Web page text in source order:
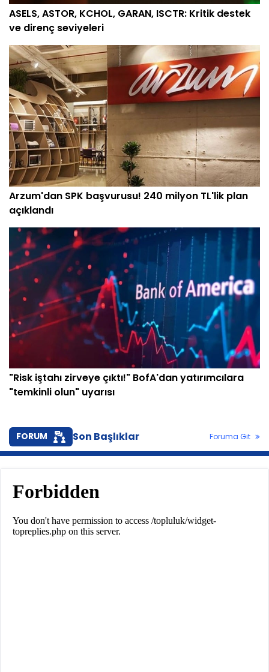
ASELS, ASTOR, KCHOL, GARAN, ISCTR: Kritik destek
ve direnç seviyeleri
Arzum'dan SPK başvurusu! 240 milyon TL'lik plan
açıklandı
"Risk iştahı zirveye çıktı!" BofA'dan yatırımcılara
"temkinli olun" uyarısı
FORUM Son Başlıklar Foruma Git